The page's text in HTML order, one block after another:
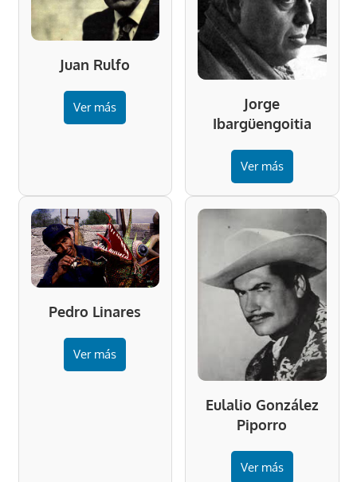
Juan Rulfo
Ver más
Jorge
Ibargüengoitia
Ver más
Pedro Linares
Ver más
Eulalio González
Piporro
Ver más